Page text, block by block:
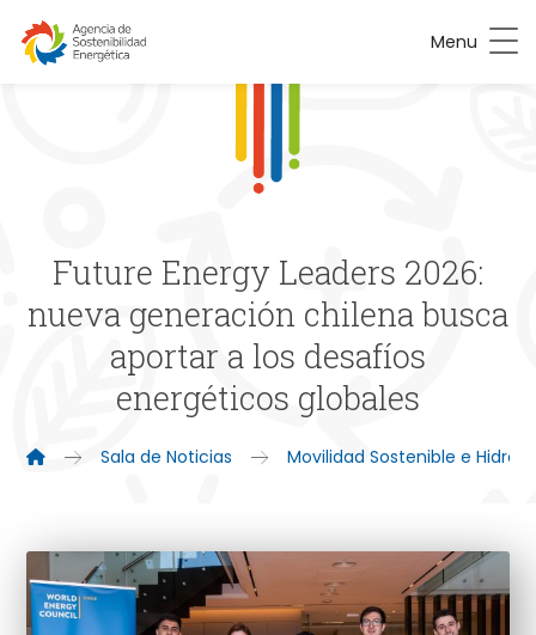
Menu
Future Energy Leaders 2026:
nueva generación chilena busca
aportar a los desafíos
energéticos globales
Sala de Noticias Movilidad Sostenible e